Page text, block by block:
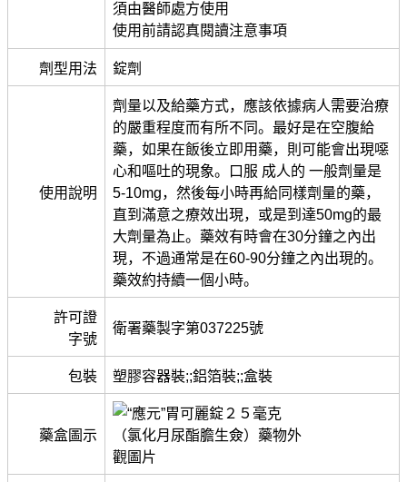
須由醫師處方使用
使用前請認真閱讀注意事項
劑型用法 錠劑
使用說明
劑量以及給藥方式，應該依據病人需要治療
的嚴重程度而有所不同。最好是在空腹給
藥，如果在飯後立即用藥，則可能會出現噁
心和嘔吐的現象。口服 成人的 一般劑量是
5-10mg，然後每小時再給同樣劑量的藥，
直到滿意之療效出現，或是到達50mg的最
大劑量為止。藥效有時會在30分鐘之內出
現，不過通常是在60-90分鐘之內出現的。
藥效約持續一個小時。
許可證
字號
衛署藥製字第037225號
包裝 塑膠容器裝;;鋁箔裝;;盒裝
藥盒圖示